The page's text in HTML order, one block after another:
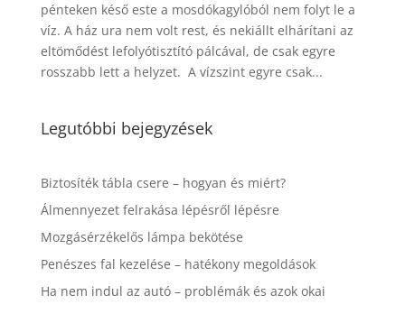
pénteken késő este a mosdókagylóból nem folyt le a
víz. A ház ura nem volt rest, és nekiállt elhárítani az
eltömődést lefolyótisztító pálcával, de csak egyre
rosszabb lett a helyzet. A vízszint egyre csak...
Legutóbbi bejegyzések
Biztosíték tábla csere – hogyan és miért?
Álmennyezet felrakása lépésről lépésre
Mozgásérzékelős lámpa bekötése
Penészes fal kezelése – hatékony megoldások
Ha nem indul az autó – problémák és azok okai